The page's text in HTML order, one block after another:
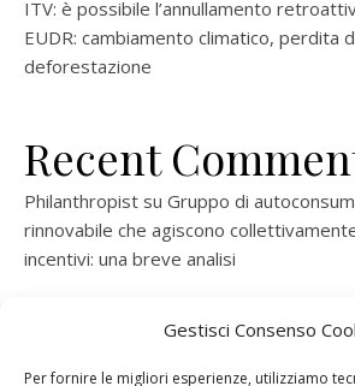
Gestisci Consenso
Per fornire le migliori esperienze, utilizziamo
ITV: è possibile l’annullamento
EUDR: cambiamento climatico, perdita
deforestazione
Recent
Philanthropist su Gruppo di
rinnovabile che agiscono
incentivi: una breve analisi
rinnovabile che agiscono